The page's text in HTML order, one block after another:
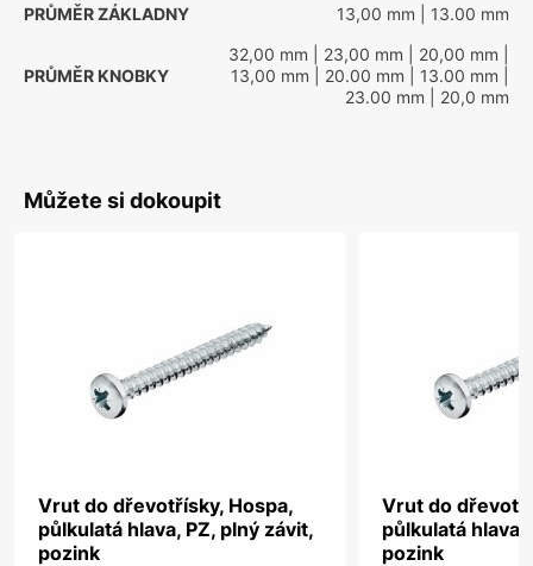
PRŮMĚR ZÁKLADNY
13,00 mm | 13.00 mm
PRŮMĚR KNOBKY
32,00 mm | 23,00 mm | 20,00 mm
13,00 mm | 20.00 mm | 13.00 mm
23.00 mm | 20,0 mm
Můžete si dokoupit
Vrut do dřevotřísky, Hospa,
půlkulatá hlava, PZ, plný závit,
pozink
Vrut do
půlkulatá hlava,
pozink